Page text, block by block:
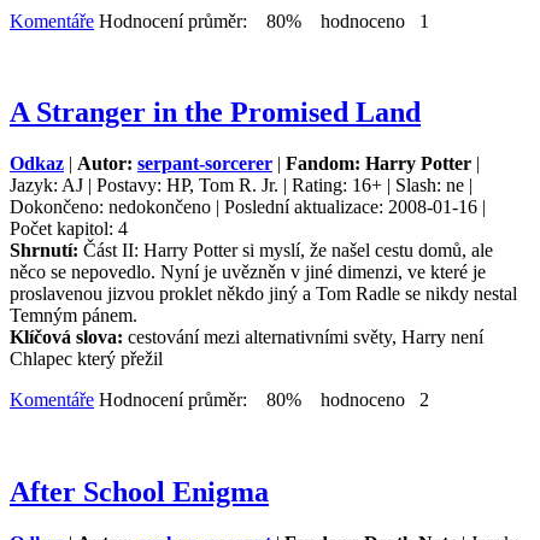
Komentáře Hodnocení průměr: 80% hodnoceno 1
A Stranger in the Promised Land
Odkaz | Autor: serpant-sorcerer | Fandom: Harry Potter |
Jazyk: AJ | Postavy: HP, Tom R. Jr. | Rating: 16+ | Slash: ne |
Dokončeno: nedokončeno | Poslední aktualizace: 2008-01-16 |
Počet kapitol: 4
Shrnutí: Část II: Harry Potter si myslí, že našel cestu domů, ale
něco se nepovedlo. Nyní je uvězněn v jiné dimenzi, ve které je
proslavenou jizvou proklet někdo jiný a Tom Radle se nikdy nestal
Temným pánem.
Klíčová slova: cestování mezi alternativními světy, Harry není
Chlapec který přežil
Komentáře Hodnocení průměr: 80% hodnoceno 2
After School Enigma